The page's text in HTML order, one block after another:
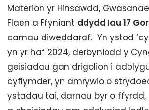
Materion yr Hinsawdd,
Flaen a Ffyniant ddydd Iau 17
camau diweddaraf. Yn ystod
yn yr haf 2024, derbyniodd y
geisiadau gan drigolion i
cyflymder, yn amrywio o
ystadau tai, darnau byr o ffyrdd,